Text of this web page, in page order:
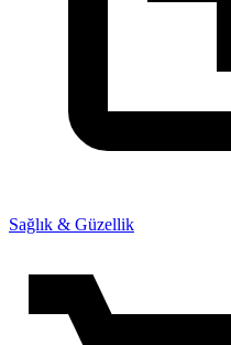
Sağlık & Güzellik